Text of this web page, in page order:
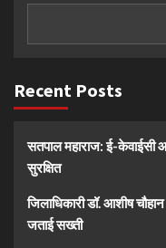
Recent Posts
सतपाल महाराज: ई-केवाईसी
सुरक्षित
जिलाधिकारी डॉ. आशीष
जताई सख्ती